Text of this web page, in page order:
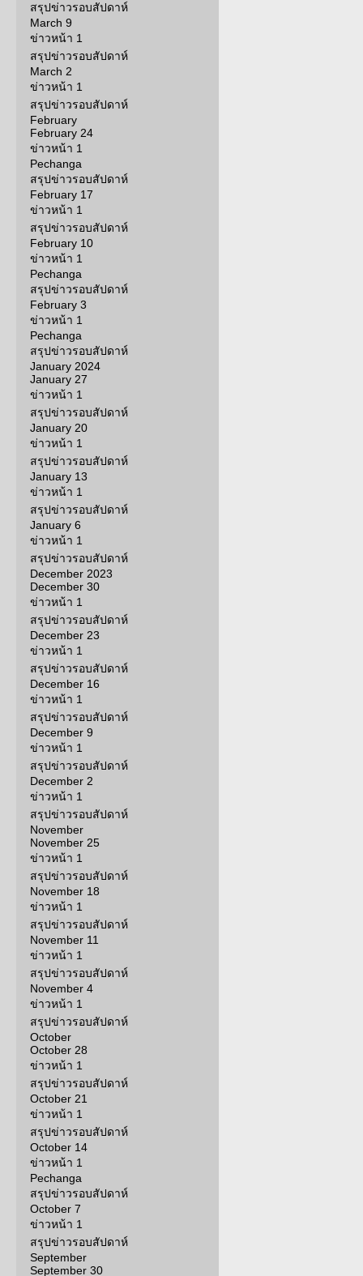
สรุปข่าวรอบสัปดาห์
March 9
ข่าวหน้า 1
สรุปข่าวรอบสัปดาห์
March 2
ข่าวหน้า 1
สรุปข่าวรอบสัปดาห์
February
February 24
ข่าวหน้า 1
Pechanga
สรุปข่าวรอบสัปดาห์
February 17
ข่าวหน้า 1
สรุปข่าวรอบสัปดาห์
February 10
ข่าวหน้า 1
Pechanga
สรุปข่าวรอบสัปดาห์
February 3
ข่าวหน้า 1
Pechanga
สรุปข่าวรอบสัปดาห์
January 2024
January 27
ข่าวหน้า 1
สรุปข่าวรอบสัปดาห์
January 20
ข่าวหน้า 1
สรุปข่าวรอบสัปดาห์
January 13
ข่าวหน้า 1
สรุปข่าวรอบสัปดาห์
January 6
ข่าวหน้า 1
สรุปข่าวรอบสัปดาห์
December 2023
December 30
ข่าวหน้า 1
สรุปข่าวรอบสัปดาห์
December 23
ข่าวหน้า 1
สรุปข่าวรอบสัปดาห์
December 16
ข่าวหน้า 1
สรุปข่าวรอบสัปดาห์
December 9
ข่าวหน้า 1
สรุปข่าวรอบสัปดาห์
December 2
ข่าวหน้า 1
สรุปข่าวรอบสัปดาห์
November
November 25
ข่าวหน้า 1
สรุปข่าวรอบสัปดาห์
November 18
ข่าวหน้า 1
สรุปข่าวรอบสัปดาห์
November 11
ข่าวหน้า 1
สรุปข่าวรอบสัปดาห์
November 4
ข่าวหน้า 1
สรุปข่าวรอบสัปดาห์
October
October 28
ข่าวหน้า 1
สรุปข่าวรอบสัปดาห์
October 21
ข่าวหน้า 1
สรุปข่าวรอบสัปดาห์
October 14
ข่าวหน้า 1
Pechanga
สรุปข่าวรอบสัปดาห์
October 7
ข่าวหน้า 1
สรุปข่าวรอบสัปดาห์
September
September 30